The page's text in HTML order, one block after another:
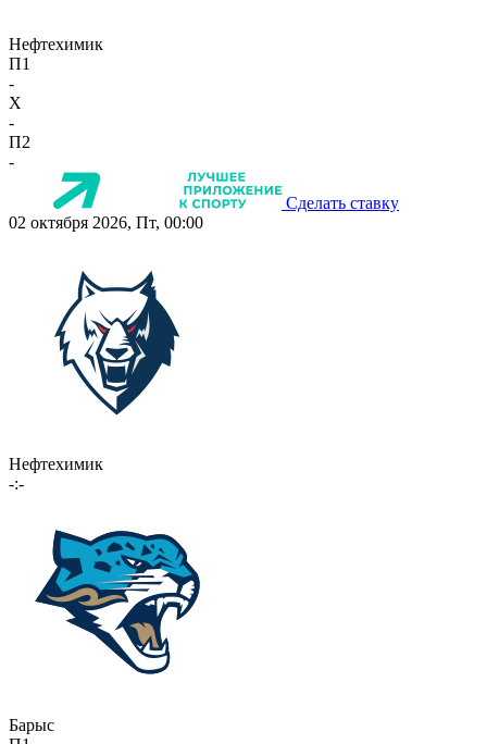
Нефтехимик
П1
-
X
-
П2
-
Сделать ставку
02 октября 2026, Пт, 00:00
Нефтехимик
-:-
Барыс